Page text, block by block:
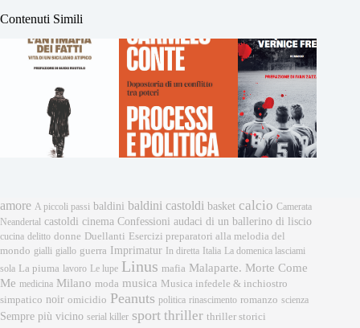
Contenuti Simili
amore A piccoli passi baldini baldini castoldi basket calcio Camerata
Neandertal castoldi cinema Confessioni audaci di un ballerino di liscio
cucina delitto donne Duellanti Esercizi preparatori alla melodia del
mondo gialli giallo guerra Imprimatur In diretta Italia La domenica lasciami
sola La piuma lavoro Le lupe Linus mafia Malaparte. Morte Come
Me medicina Milano moda musica Musica infedele & inchiostro
simpatico noir omicidio Peanuts politica rinascimento romanzo scienza
Sempre più vicino serial killer sport thriller thriller storici